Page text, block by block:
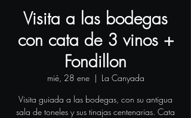
Visita a las bodegas
con cata de 3 vinos +
Fondillon
mié, 28 ene
  |
La Canyada
Visita guiada a las bodegas, con su antigua
sala de toneles y sus tinajas centenarias. Cata